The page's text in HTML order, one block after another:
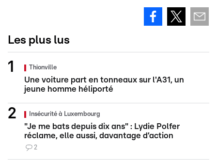
Les plus lus
Thionville
Une voiture part en tonneaux sur l'A31, un
jeune homme héliporté
Insécurité à Luxembourg
"Je me bats depuis dix ans" : Lydie Polfer
réclame, elle aussi, davantage d’action
2